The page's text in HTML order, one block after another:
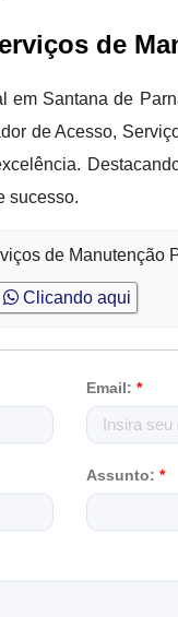
de
Santana de
de Acesso,
sucesso.
de Manutenção
Clicando aqui
Email: *
Assunto: *